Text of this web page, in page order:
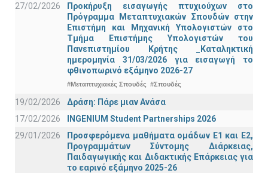
27/02/2026
Προκήρυξη εισαγωγής πτυχιούχων στo
Πρόγραμμα Μεταπτυχιακών Σπουδών στην
Επιστήμη και Μηχανική Υπολογιστών στο
Τμήμα Eπιστήμης Υπολογιστών του
Πανεπιστημίου Κρήτης _Καταληκτική
ημερομηνία 31/03/2026 για εισαγωγή το
φθινοπωρινό εξάμηνο 2026-27
#Μεταπτυχιακές Σπουδές #Σπουδές
19/02/2026
Δράση: Πάρε μιαν Ανάσα
17/02/2026
INGENIUM Student Partnerships 2026
29/01/2026
Προσφερόμενα μαθήματα ομάδων Ε1 και Ε2,
Προγραμμάτων Σύντομης Διάρκειας,
Παιδαγωγικής και Διδακτικής Επάρκειας για
το εαρινό εξάμηνο 2025-26